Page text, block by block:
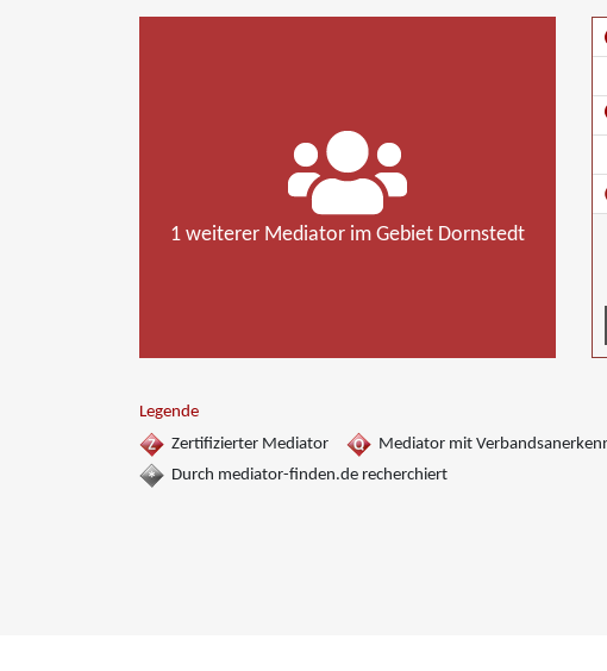
1 weiterer Mediator im Gebiet Dornstedt
Legende
Zertifizierter Mediator
Mediator mit
Durch mediator-finden.de recherchiert